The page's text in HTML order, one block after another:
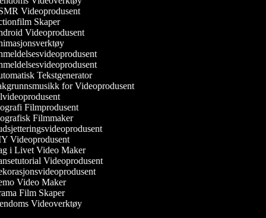
Videoprodusent
Skaper
Videoprodusent
Tekstgenerator
for Videoprodusent
Filmprodusent
Filmmaker
Videoprodusent
i Livet Video Maker
Videoprodusent
Video Maker
Film Skaper
Videoverktøy